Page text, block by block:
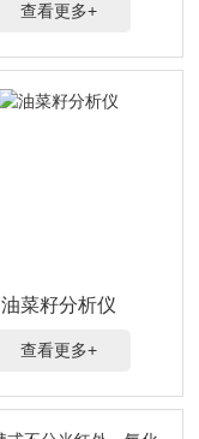
查看更多+
油菜籽分析仪
查看更多+